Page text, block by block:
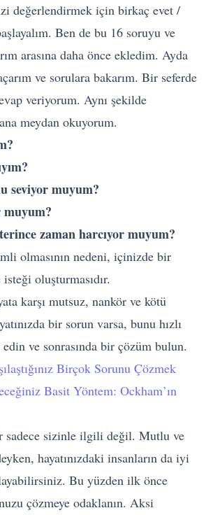
değerlendirmek için birkaç evet /
Ben de bu 16 soruyu ve
arasına daha önce ekledim. Ayda
ve sorulara bakarım. Bir seferde
veriyorum. Aynı şekilde
meydan okuyorum.
seviyor muyum?
zaman harcıyor muyum?
olmasının nedeni, içinizde bir
oluşturmasıdır.
karşı mutsuz, nankör ve kötü
bir sorun varsa, bunu hızlı
ve sonrasında bir çözüm bulun.
Birçok Sorunu Çözmek
Basit Yöntem: Ockham’ın
sadece sizinle ilgili değil. Mutlu ve
hayatınızdaki insanların da iyi
Bu yüzden ilk önce
çözmeye odaklanın. Aksi